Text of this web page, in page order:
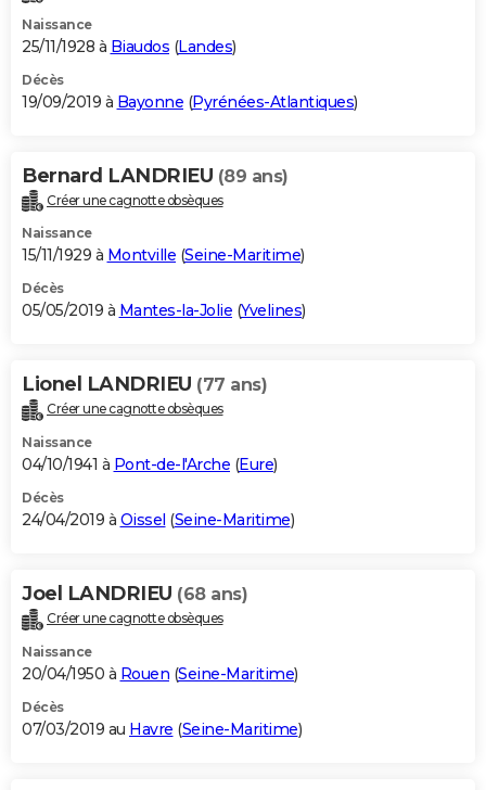
Naissance
25/11/1928 à Biaudos (Landes)
Décès
19/09/2019 à Bayonne (Pyrénées-Atlantiques)
Bernard LANDRIEU (89 ans)
Créer une cagnotte obsèques
Naissance
15/11/1929 à Montville (Seine-Maritime)
Décès
05/05/2019 à Mantes-la-Jolie (Yvelines)
Lionel LANDRIEU (77 ans)
Créer une cagnotte obsèques
Naissance
04/10/1941 à Pont-de-l'Arche (Eure)
Décès
24/04/2019 à Oissel (Seine-Maritime)
Joel LANDRIEU (68 ans)
Créer une cagnotte obsèques
Naissance
20/04/1950 à Rouen (Seine-Maritime)
Décès
07/03/2019 au Havre (Seine-Maritime)